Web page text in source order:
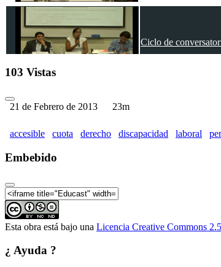
Ciclo de
103 Vistas
21 de Febrero de 2013 23m
accesible cuota derecho discapacidad laboral
Embebido
Esta obra está bajo una Licencia Creative Commons
¿ Ayuda ?